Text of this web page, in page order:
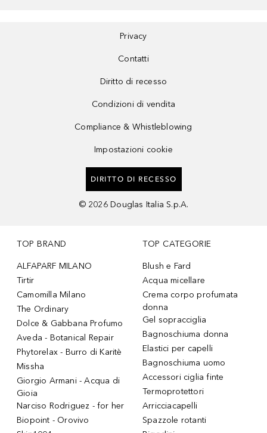
Privacy
Contatti
Diritto di recesso
Condizioni di vendita
Compliance & Whistleblowing
Impostazioni cookie
DIRITTO DI RECESSO
© 2026 Douglas Italia S.p.A.
TOP BRAND
ALFAPARF MILANO
Tirtir
Camomilla Milano
The Ordinary
Dolce & Gabbana Profumo
Aveda - Botanical Repair
Phytorelax - Burro di Karitè
Missha
Giorgio Armani - Acqua di
Gioia
Narciso Rodriguez - for her
Biopoint - Orovivo
TOP CATEGORIE
Blush e Fard
Acqua micellare
Crema corpo profumata
donna
Gel sopracciglia
Bagnoschiuma donna
Elastici per capelli
Bagnoschiuma uomo
Accessori ciglia finte
Termoprotettori
Arricciacapelli
Spazzole rotanti